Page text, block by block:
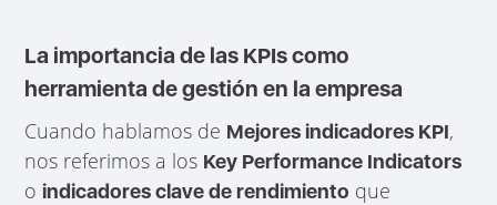
La importancia de las KPIs como
herramienta de gestión en la empresa
Cuando hablamos de Mejores indicadores KPI,
nos referimos a los Key Performance Indicators
o indicadores clave de rendimiento que